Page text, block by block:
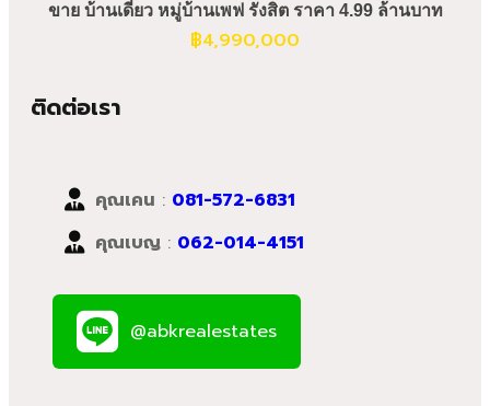
ขาย บ้านเดี่ยว หมู่บ้านเพฟ รังสิต ราคา 4.99 ล้านบาท
฿4,990,000
ติดต่อเรา
คุณเคน : 081-572-6831
คุณเบญ : 062-014-4151
@abkrealestates